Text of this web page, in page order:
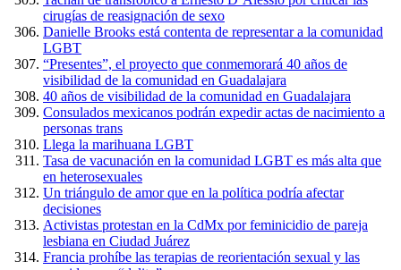
cirugías de reasignación de sexo
Danielle Brooks está contenta de representar a la comunidad
LGBT
“Presentes”, el proyecto que conmemorará 40 años de
visibilidad de la comunidad en Guadalajara
40 años de visibilidad de la comunidad en Guadalajara
Consulados mexicanos podrán expedir actas de nacimiento a
personas trans
Llega la marihuana LGBT
Tasa de vacunación en la comunidad LGBT es más alta que
en heterosexuales
Un triángulo de amor que en la política podría afectar
decisiones
Activistas protestan en la CdMx por feminicidio de pareja
lesbiana en Ciudad Juárez
Francia prohíbe las terapias de reorientación sexual y las